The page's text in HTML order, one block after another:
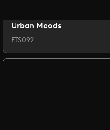
Urban Moods
FTS099